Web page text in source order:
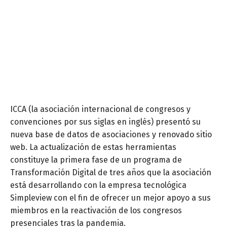
ICCA (la asociación internacional de congresos y
convenciones por sus siglas en inglés) presentó su
nueva base de datos de asociaciones y renovado sitio
web. La actualización de estas herramientas
constituye la primera fase de un programa de
Transformación Digital de tres años que la asociación
está desarrollando con la empresa tecnológica
Simpleview con el fin de ofrecer un mejor apoyo a sus
miembros en la reactivación de los congresos
presenciales tras la pandemia.